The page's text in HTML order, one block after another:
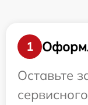
1
Оставьте